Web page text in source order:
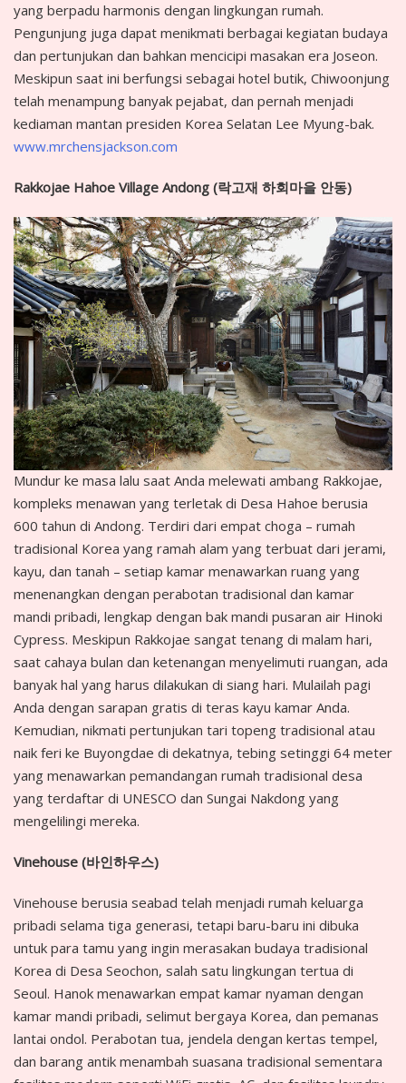
yang berpadu harmonis dengan lingkungan rumah.
Pengunjung juga dapat menikmati berbagai kegiatan budaya
dan pertunjukan dan bahkan mencicipi masakan era Joseon.
Meskipun saat ini berfungsi sebagai hotel butik, Chiwoonjung
telah menampung banyak pejabat, dan pernah menjadi
kediaman mantan presiden Korea Selatan Lee Myung-bak.
www.mrchensjackson.com
Rakkojae Hahoe Village Andong (락고재 하회마을 안동)
Mundur ke masa lalu saat Anda melewati ambang Rakkojae,
kompleks menawan yang terletak di Desa Hahoe berusia
600 tahun di Andong. Terdiri dari empat choga – rumah
tradisional Korea yang ramah alam yang terbuat dari jerami,
kayu, dan tanah – setiap kamar menawarkan ruang yang
menenangkan dengan perabotan tradisional dan kamar
mandi pribadi, lengkap dengan bak mandi pusaran air Hinoki
Cypress. Meskipun Rakkojae sangat tenang di malam hari,
saat cahaya bulan dan ketenangan menyelimuti ruangan, ada
banyak hal yang harus dilakukan di siang hari. Mulailah pagi
Anda dengan sarapan gratis di teras kayu kamar Anda.
Kemudian, nikmati pertunjukan tari topeng tradisional atau
naik feri ke Buyongdae di dekatnya, tebing setinggi 64 meter
yang menawarkan pemandangan rumah tradisional desa
yang terdaftar di UNESCO dan Sungai Nakdong yang
mengelilingi mereka.
Vinehouse (바인하우스)
Vinehouse berusia seabad telah menjadi rumah keluarga
pribadi selama tiga generasi, tetapi baru-baru ini dibuka
untuk para tamu yang ingin merasakan budaya tradisional
Korea di Desa Seochon, salah satu lingkungan tertua di
Seoul. Hanok menawarkan empat kamar nyaman dengan
kamar mandi pribadi, selimut bergaya Korea, dan pemanas
lantai ondol. Perabotan tua, jendela dengan kertas tempel,
dan barang antik menambah suasana tradisional sementara